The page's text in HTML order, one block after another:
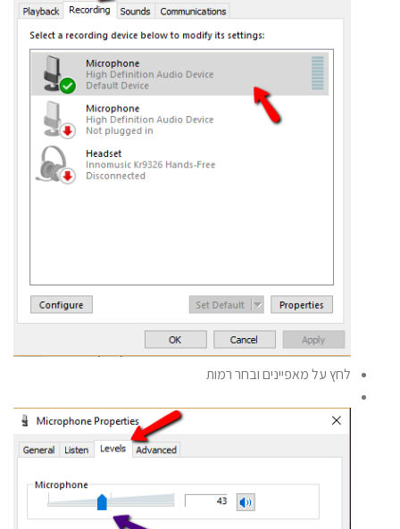
לחץ על מאפיינים ובחר רמות